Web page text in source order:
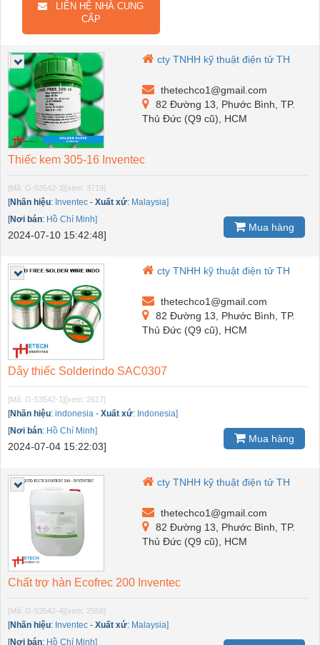
LIÊN HỆ NHÀ CUNG
CẤP
cty TNHH kỹ thuật điện tử TH
thetechco1@gmail.com
82 Đường 13, Phước Bình, TP.
Thủ Đức (Q9 cũ), HCM
Thiếc kem 305-16 Inventec
[Mã: G-53542-3] [xem: 3719]
[Nhãn hiệu: Inventec - Xuất xứ: Malaysia]
[Nơi bán: Hồ Chí Minh]
2024-07-10 15:42:48]
Mua hàng
cty TNHH kỹ thuật điện tử TH
thetechco1@gmail.com
82 Đường 13, Phước Bình, TP.
Thủ Đức (Q9 cũ), HCM
Dây thiếc Solderindo SAC0307
[Mã: G-53542-1] [xem: 2617]
[Nhãn hiệu: indonesia - Xuất xứ: Indonesia]
[Nơi bán: Hồ Chí Minh]
2024-07-04 15:22:03]
Mua hàng
cty TNHH kỹ thuật điện tử TH
thetechco1@gmail.com
82 Đường 13, Phước Bình, TP.
Thủ Đức (Q9 cũ), HCM
Chất trợ hàn Ecofrec 200 Inventec
[Mã: G-53542-4] [xem: 2558]
[Nhãn hiệu: Inventec - Xuất xứ: Malaysia]
[Nơi bán: Hồ Chí Minh]